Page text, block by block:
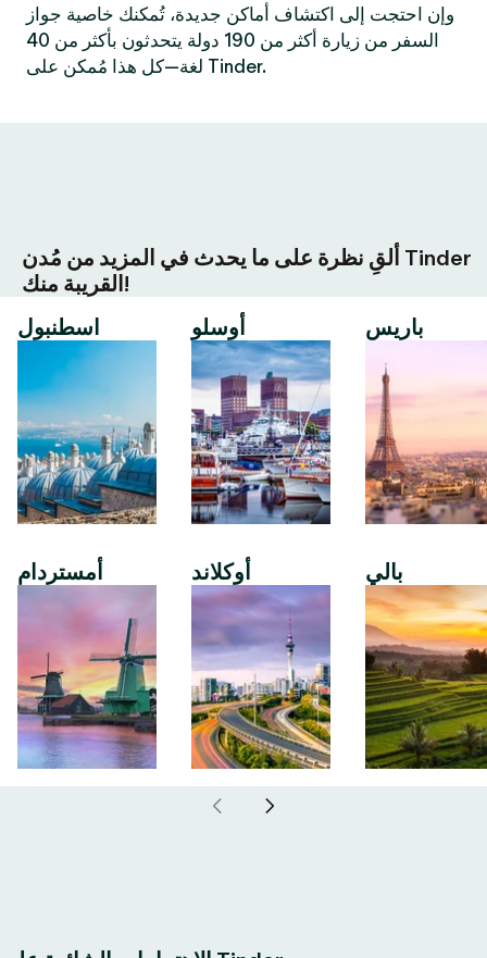
وإن احتجت إلى اكتشاف أماكن جديدة، تُمكنك خاصية جواز
السفر من زيارة أكثر من 190 دولة يتحدثون بأكثر من 40
لغة—كل هذا مُمكن على Tinder.
ألقِ نظرة على ما يحدث في المزيد من مُدن Tinder
القريبة منك!
اسطنبول
أمستردام
أوسلو
أوكلاند
باريس
بالي